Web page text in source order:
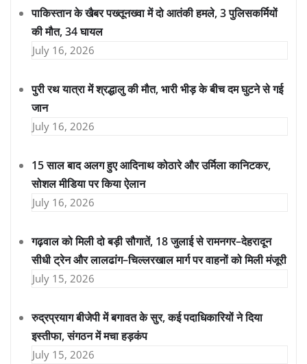
पाकिस्तान के खैबर पख्तूनख्वा में दो आतंकी हमले, 3 पुलिसकर्मियों
की मौत, 34 घायल
July 16, 2026
पुरी रथ यात्रा में श्रद्धालु की मौत, भारी भीड़ के बीच दम घुटने से गई
जान
July 16, 2026
15 साल बाद अलग हुए आदिनाथ कोठारे और उर्मिला कानिटकर,
सोशल मीडिया पर किया ऐलान
July 16, 2026
गढ़वाल को मिली दो बड़ी सौगातें, 18 जुलाई से रामनगर–देहरादून
सीधी ट्रेन और लालढांग–चिल्लरखाल मार्ग पर वाहनों को मिली मंजूरी
July 15, 2026
रुद्रप्रयाग बीजेपी में बगावत के सुर, कई पदाधिकारियों ने दिया
इस्तीफा, संगठन में मचा हड़कंप
July 15, 2026